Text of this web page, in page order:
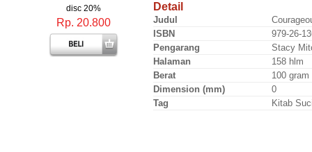
disc 20%
Rp. 20.800
Detail
Judul
ISBN
979-26-
Pengarang
Stacy
Halaman
158 hlm
Berat
100 gram
Dimension (mm)
0
Tag
Kitab